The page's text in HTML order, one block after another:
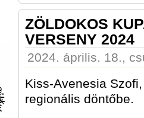
ZÖLDOKOS
VERSENY 2024
2024. április. 18.,
Kiss-Avenesia
regionális döntőbe.